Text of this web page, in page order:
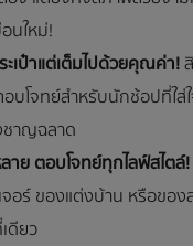
นใหม่!
เป๋า แต่เต็มไปด้วยคุณค่า!
บโจทย์สำหรับนักช้อปที่ใส่
ชาญฉลาด
าย ตอบโจทย์ทุกไลฟ์สไตล์!
อร์ ของแต่งบ้าน หรือของ
ดียว